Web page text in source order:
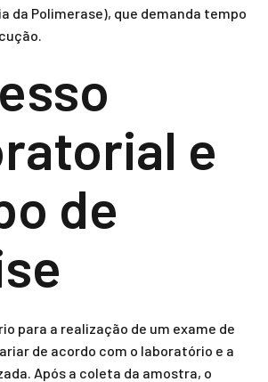
da Polimerase), que demanda tempo
e
de
para a realização de um exame de
de acordo com o laboratório e a
Após a coleta da amostra, o